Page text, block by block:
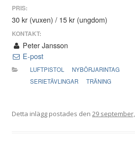
PRIS:
30 kr (vuxen) / 15 kr (ungdom)
KONTAKT:
Peter Jansson
E-post
LUFTPISTOL
NYBÖRJARINTAG
SERIETÄVLINGAR
TRÄNING
Detta inlägg postades den 29